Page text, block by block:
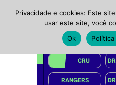
Privacidade e cookies: Este
usar este site, você
Ok